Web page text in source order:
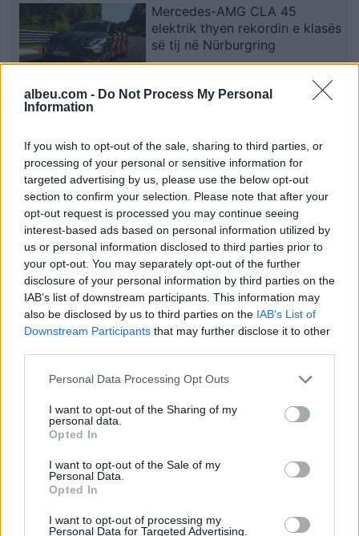
albeu.com - Do Not Process My Personal
Information
If you wish to opt-out of the sale, sharing to third parties, or
processing of your personal or sensitive information for
targeted advertising by us, please use the below opt-out
section to confirm your selection. Please note that after your
opt-out request is processed you may continue seeing
interest-based ads based on personal information utilized by
us or personal information disclosed to third parties prior to
your opt-out. You may separately opt-out of the further
disclosure of your personal information by third parties on the
IAB’s list of downstream participants. This information may
also be disclosed by us to third parties on the IAB’s List of
Downstream Participants that may further disclose it to other
Personal Data Processing Opt Outs
I want to opt-out of the Sharing of my
personal data.
Opted In
I want to opt-out of the Sale of my
Personal Data.
Opted In
I want to opt-out of processing my
Personal Data for Targeted Advertising.
Mercedes-AMG CLA 45
elektrik thyen rekordin e klasës
së tij në Nürburgring
në motin hapësinor dhe Tokë
Esim for Global
Esim for USA| Esim for Italy| Esim for Spain|Esim